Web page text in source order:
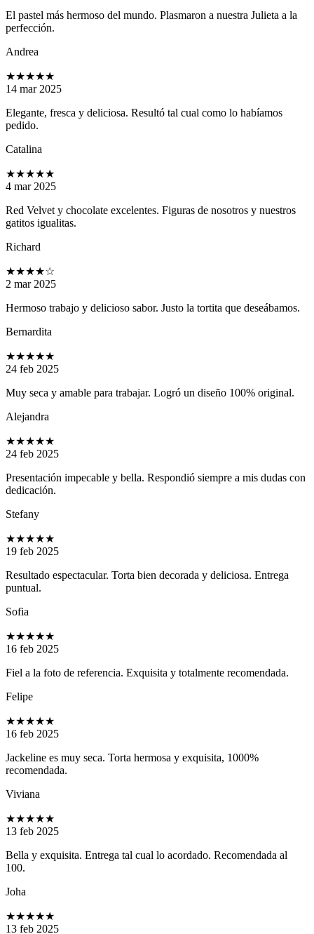
El pastel más hermoso del mundo. Plasmaron a nuestra Julieta a la
perfección.
Andrea
★★★★★
14 mar 2025
Elegante, fresca y deliciosa. Resultó tal cual como lo habíamos
pedido.
Catalina
★★★★★
4 mar 2025
Red Velvet y chocolate excelentes. Figuras de nosotros y nuestros
gatitos igualitas.
Richard
★★★★☆
2 mar 2025
Hermoso trabajo y delicioso sabor. Justo la tortita que deseábamos.
Bernardita
★★★★★
24 feb 2025
Muy seca y amable para trabajar. Logró un diseño 100% original.
Alejandra
★★★★★
24 feb 2025
Presentación impecable y bella. Respondió siempre a mis dudas con
dedicación.
Stefany
★★★★★
19 feb 2025
Resultado espectacular. Torta bien decorada y deliciosa. Entrega
puntual.
Sofia
★★★★★
16 feb 2025
Fiel a la foto de referencia. Exquisita y totalmente recomendada.
Felipe
★★★★★
16 feb 2025
Jackeline es muy seca. Torta hermosa y exquisita, 1000%
recomendada.
Viviana
★★★★★
13 feb 2025
Bella y exquisita. Entrega tal cual lo acordado. Recomendada al
100.
Joha
★★★★★
13 feb 2025